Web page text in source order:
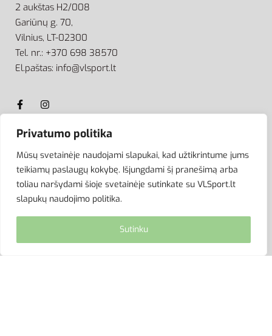
Privatumo politika
Mūsų svetainėje naudojami slapukai, kad užtikrintume jums
teikiamų paslaugų kokybę. Išjungdami šį pranešimą arba
toliau naršydami šioje svetainėje sutinkate su VLSport.lt
slapukų naudojimo politika.
Sutinku
2 aukštas H2/008
Gariūnų g. 70,
Vilnius, LT-02300
Tel. nr.: +370 698 38570
El.paštas: info@vlsport.lt